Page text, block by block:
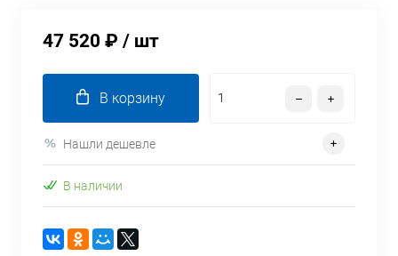
47 520 ₽ / шт
В корзину
Нашли дешевле
В наличии